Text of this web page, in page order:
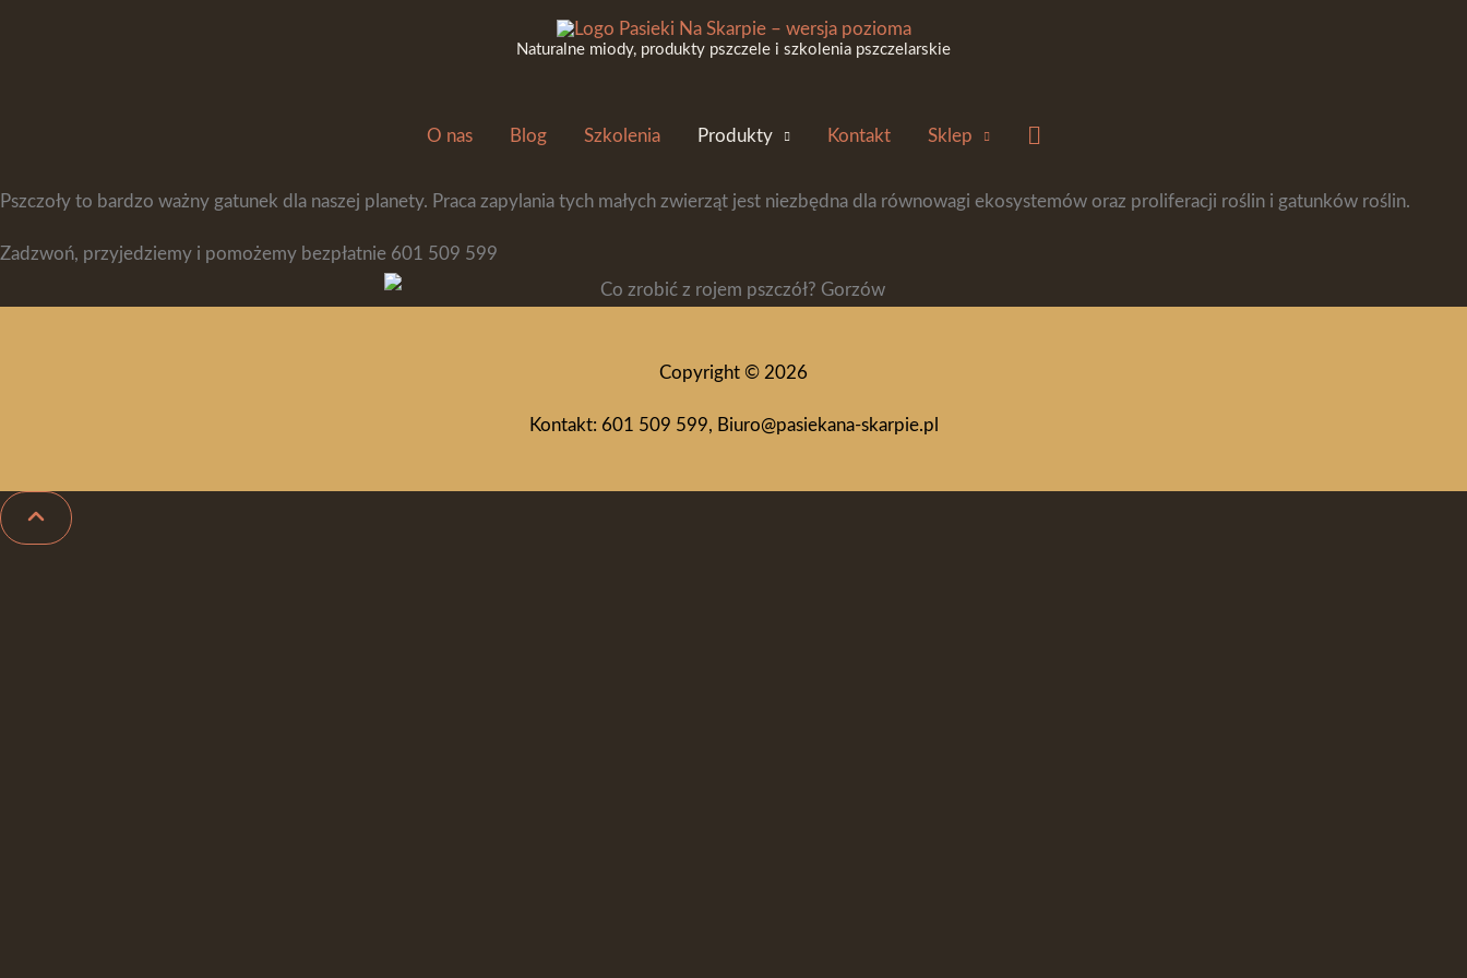
Naturalne miody, produkty pszczele i szkolenia pszczelarskie
O nas Blog Szkolenia Produkty Kontakt Sklep Szukaj
Jeśli natkniesz się na rój pszczół, nie używaj środków owadobójczych! Zadzwoń do nas, pomożemy ci bezpłatnieprzenieść pszczoły bez ich uszkadzania lub zabijania.
Pszczoły to bardzo ważny gatunek dla naszej planety. Praca zapylania tych małych zwierząt jest niezbędna dla równowagi ekosystemów oraz proliferacji roślin i gatunków roślin.
Zadzwoń, przyjedziemy i pomożemy bezpłatnie 601 509 599
Copyright © 2026
Kontakt: 601 509 599, Biuro@pasiekana-skarpie.pl